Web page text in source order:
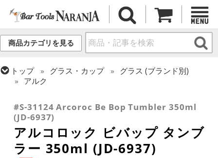
商品カテゴリを見る
トップ グラス・カップ
グラス (ブランド別)
アルク
タンブラー
#S-31124 Arcoroc Be Bop Tumbler 350ml
(JD-6937)
アルコロック ビバップ タンブ
ラー 350ml (JD-6937)